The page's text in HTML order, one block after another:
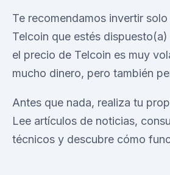
Te recomendamos invertir
Telcoin que estés
el precio de Telcoin es muy
mucho dinero, pero también
Antes que nada, realiza tu
Lee artículos de noticias,
técnicos y descubre cómo